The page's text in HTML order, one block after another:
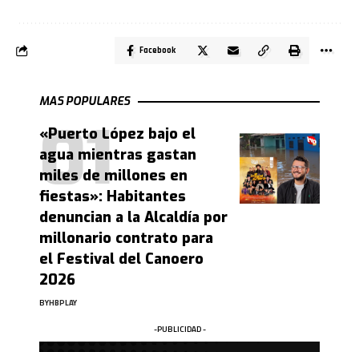
Facebook
MAS POPULARES
«Puerto López bajo el
agua mientras gastan
miles de millones en
fiestas»: Habitantes
denuncian a la Alcaldía por
millonario contrato para
el Festival del Canoero
2026
BYHBPLAY
-PUBLICIDAD -